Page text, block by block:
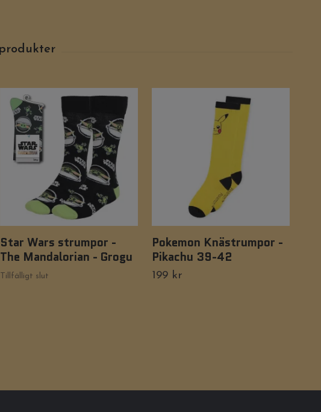
Star Wars strumpor -
The Mandalorian - Grogu
Tillfälligt slut
Pokemon Knästrumpor -
Pikachu 39-42
199 kr